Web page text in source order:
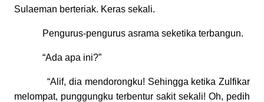
Sulaeman berteriak. Keras sekali.
Pengurus-pengurus asrama seketika terbangun.
“Ada apa ini?”
“Alif, dia mendorongku! Sehingga ketika Zulfikar
melompat, punggungku terbentur sakit sekali! Oh, pedih